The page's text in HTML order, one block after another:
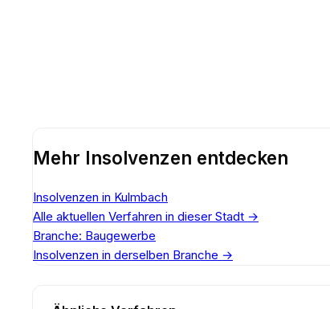
Mehr Insolvenzen entdecken
Insolvenzen in Kulmbach
Alle aktuellen Verfahren in dieser Stadt →
Branche: Baugewerbe
Insolvenzen in derselben Branche →